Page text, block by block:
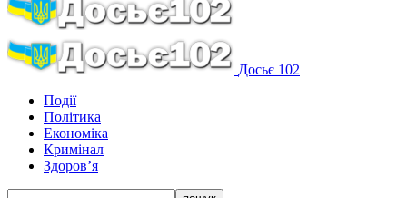
Досьє 102
Події
Політика
Економіка
Кримінал
Здоров’я